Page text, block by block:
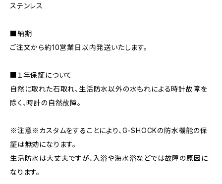
ステンレス
■納期
ご注文から約10営業日以内発送いたします。
■１年保証について
自然に取れた石取れ、生活防水以外の水もれによる時計故障を
除く、時計の自然故障。
※注意※カスタムをすることにより、G-SHOCKの防水機能の保
証は無効になります。
生活防水は大丈夫ですが、入浴や海水浴などでは故障の原因に
なります。